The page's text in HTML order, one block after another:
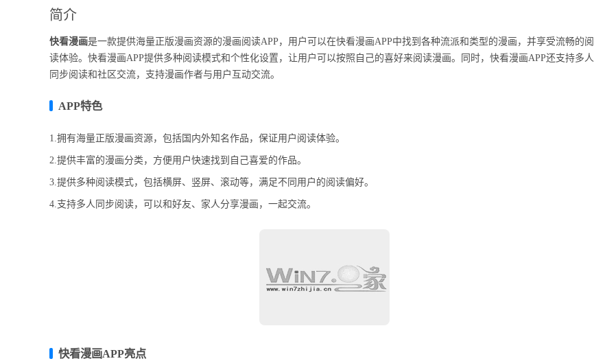
简介
快看漫画是一款提供海量正版漫画资源的漫画阅读APP，用户可以在快看漫画APP中找到各种流派和类型的漫画，并享受流畅的阅
读体验。快看漫画APP提供多种阅读模式和个性化设置，让用户可以按照自己的喜好来阅读漫画。同时，快看漫画APP还支持多人
同步阅读和社区交流，支持漫画作者与用户互动交流。
APP特色
1.拥有海量正版漫画资源，包括国内外知名作品，保证用户阅读体验。
2.提供丰富的漫画分类，方便用户快速找到自己喜爱的作品。
3.提供多种阅读模式，包括横屏、竖屏、滚动等，满足不同用户的阅读偏好。
4.支持多人同步阅读，可以和好友、家人分享漫画，一起交流。
快看漫画APP亮点